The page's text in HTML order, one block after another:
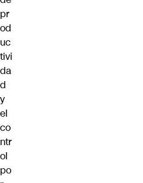
pr
od
uc
tivi
da
d
y
el
co
ntr
ol
po